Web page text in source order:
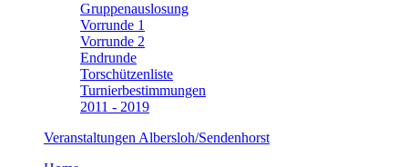
Gruppenauslosung
Vorrunde 1
Vorrunde 2
Endrunde
Torschützenliste
Turnierbestimmungen
2011 - 2019
Veranstaltungen Albersloh/Sendenhorst